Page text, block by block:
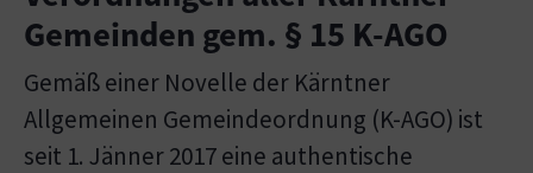
Gemeinden gem. § 15 K-AGO
Gemäß einer Novelle der Kärntner
Allgemeinen Gemeindeordnung (K-AGO) ist
seit 1. Jänner 2017 eine authentische